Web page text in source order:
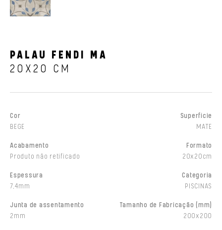
PALAU FENDI MA
20X20 CM
Cor
BEGE
Superfície
MATE
Acabamento
Produto não retificado
Formato
20x20cm
Espessura
7,4mm
Categoria
PISCINAS
Junta de assentamento
2mm
Tamanho de Fabricação (mm)
200x200